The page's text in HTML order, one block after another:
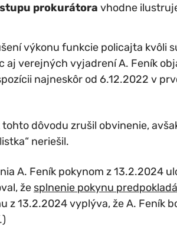
prokurátora vhodne
výkonu funkcie policajta kvôli
aj verejných vyjadrení A. Feník
najneskôr od 6.12.2022 v
dôvodu zrušil obvinenie,
neriešil.
A. Feník pokynom z 13.2.2024
že splnenie pokynu
z 13.2.2024 vyplýva, že A. Feník